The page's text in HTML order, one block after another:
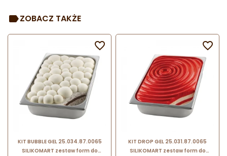
ZOBACZ TAKŻE
KIT BUBBLE GEL 25.034.87.0065
SILIKOMART zestaw form do

KIT DROP GEL 25.031.87.0065
SILIKOMART zestaw form do
